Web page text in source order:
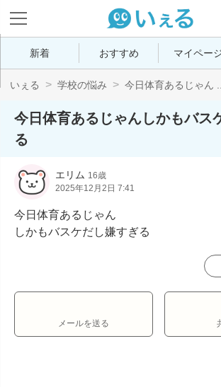
新着 おすすめ マイペー
いぇる 学校の悩み 今日体育あるじゃん ...
今日体育あるじゃんしかもバス
る
エリム 16歳
2025年12月2日 7:41
今日体育あるじゃん
しかもバスケだし嫌すぎる
メールを送る